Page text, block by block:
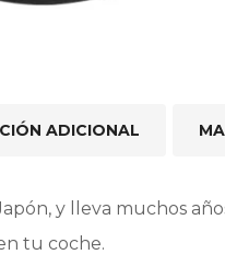
ADICIONAL
y lleva muchos
tu coche.